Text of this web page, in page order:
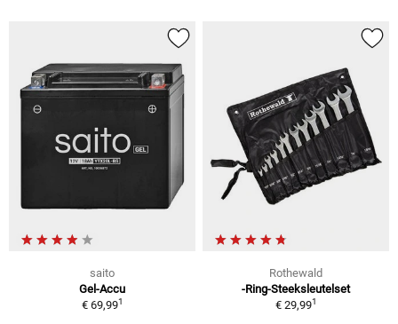
saito
Gel-Accu
€ 69,991
Rothewald
-Ring-Steeksleutelset
€ 29,991